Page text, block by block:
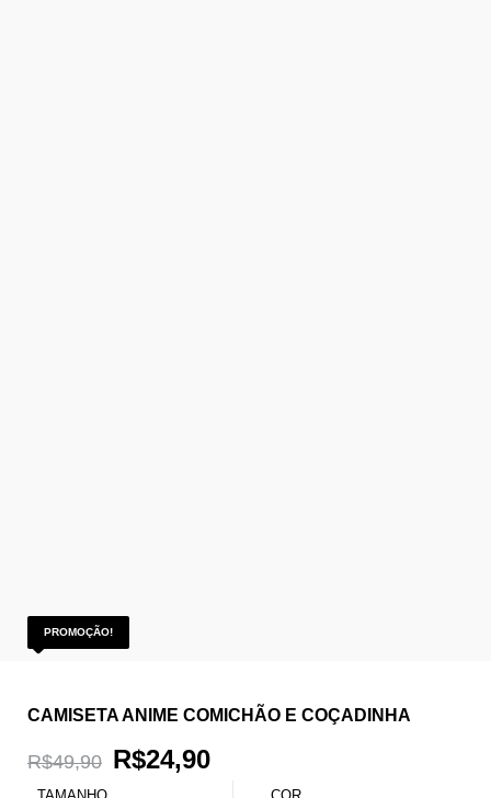
PROMOÇÃO!
CAMISETA ANIME COMICHÃO E COÇADINHA
R$49,90
O
R$24,90
O